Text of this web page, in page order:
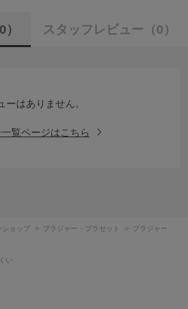
） スタッフレビュー （0）
ーはありません。
覧ページはこちら
ョップ > ブラジャー・ブラセット >
ブラジャー
い